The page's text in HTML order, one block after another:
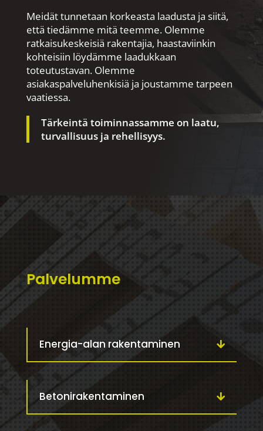
Meidät tunnetaan korkeasta laadusta ja siitä,
että tiedämme mitä teemme. Olemme
ratkaisukeskeisiä rakentajia, haastaviinkin
kohteisiin löydämme laadukkaan
toteutustavan. Olemme
asiakaspalveluhenkisiä ja joustamme tarpeen
vaatiessa.
Tärkeintä toiminnassamme on laatu,
turvallisuus ja rehellisyys.
Palvelumme
Energia-alan rakentaminen
Betonirakentaminen